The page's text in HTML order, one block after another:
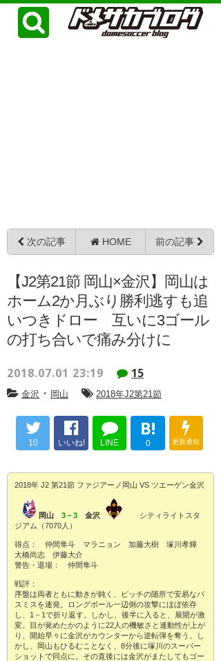
次の記事 HOME 前の記事
【J2第21節 岡山×金沢】岡山は
ホーム2か月ぶり勝利逃すも追
いつきドロー 互いに3ゴール
の打ち合いで痛み分けに
2018.07.01 23:19 15
金沢 ・ 岡山 2018年J2第21節
10 いいね! LINE
B!
0 更新通知
2018年 J2 第21節 ファジアーノ岡山 VS ツエーゲン金沢
岡山 3－3 金沢
シティライトスタ
ジアム（7070人）
得点： 仲間隼斗 マラニョン 加藤大樹 塚川孝輝
大橋尚志 伊藤大介
警告・退場： 仲間隼斗
戦評：
序盤は両者ともに動きが鈍く、ピッチの随所で安易なパ
スミスを連発。ロングボール一辺倒の攻撃にほぼ依存
し、1－1で折り返す。しかし、後半に入ると、展開が激
変。目が覚めたかのように22人の機敏さと連動性が上が
り、開始早々に金沢がカウンターから逆転弾を奪う。し
かし、岡山もひるむことなく、8分後に塚川のスーパー
ショットで同点に。その直後には金沢がまたしてもゴー